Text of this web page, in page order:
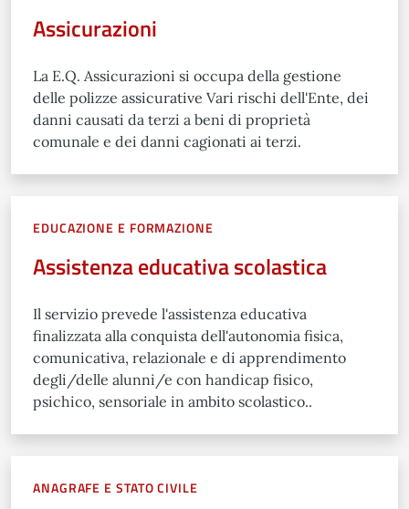
Assicurazioni
La E.Q. Assicurazioni si occupa della gestione
delle polizze assicurative Vari rischi dell'Ente, dei
danni causati da terzi a beni di proprietà
comunale e dei danni cagionati ai terzi.
EDUCAZIONE E FORMAZIONE
Assistenza educativa scolastica
Il servizio prevede l'assistenza educativa
finalizzata alla conquista dell'autonomia fisica,
comunicativa, relazionale e di apprendimento
degli/delle alunni/e con handicap fisico,
psichico, sensoriale in ambito scolastico..
ANAGRAFE E STATO CIVILE